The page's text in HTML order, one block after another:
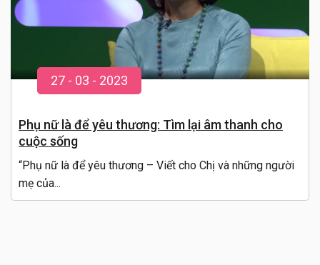
27 - 03 - 2023
Phụ nữ là để yêu thương: Tìm lại âm thanh cho
cuộc sống
“Phụ nữ là để yêu thương – Viết cho Chị và những người
mẹ của...